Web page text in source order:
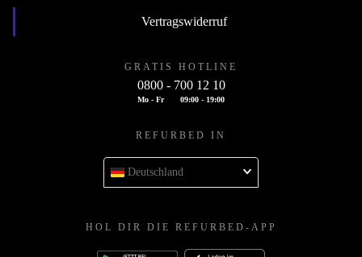
Vertragswiderruf
GRATIS HOTLINE
0800 - 700 12 10
Mo - Fr 09:00 - 19:00
REFURBED IN
Deutschland
HOL DIR DIE REFURBED-APP